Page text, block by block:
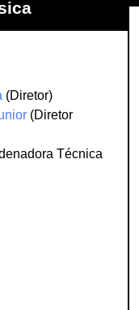
(Diretor)
(Diretor
Técnica